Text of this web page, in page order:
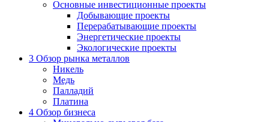
Основные инвестиционные проекты
Добывающие проекты
Перерабатывающие проекты
Энергетические проекты
Экологические проекты
3 Обзор рынка металлов
Никель
Медь
Палладий
Платина
4 Обзор бизнеса